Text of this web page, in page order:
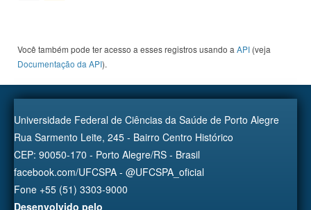
Você também pode ter acesso a esses registros usando a API (veja
Documentação da API).
Universidade Federal de Ciências da Saúde de Porto Alegre
Rua Sarmento Leite, 245 - Bairro Centro Histórico
CEP: 90050-170 - Porto Alegre/RS - Brasil
facebook.com/UFCSPA - @UFCSPA_oficial
Fone +55 (51) 3303-9000
Desenvolvido pelo